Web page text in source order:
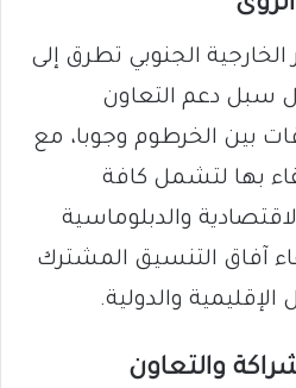
الخارجية الجنوبي تطرق إلى
سبل دعم التعاون
بين الخرطوم وجوبا، مع
بها لتشمل كافة
والدبلوماسية
آفاق التنسيق المشترك
والدولية.
والتعاون